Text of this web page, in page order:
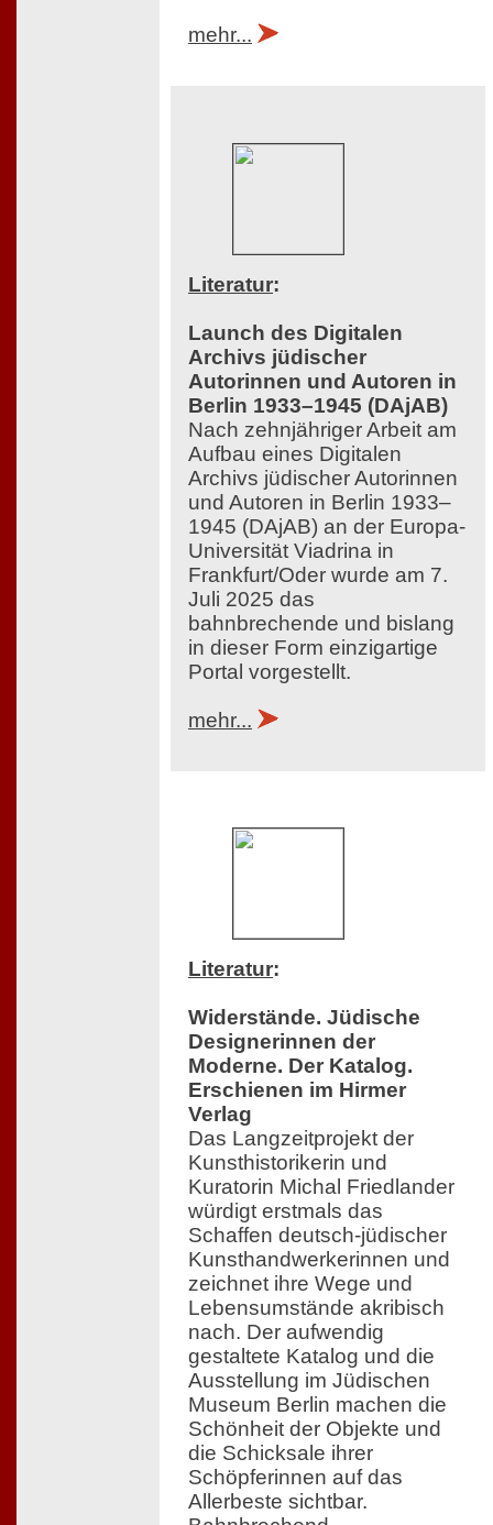
mehr...
Literatur:
Launch des Digitalen
Archivs jüdischer
Autorinnen und Autoren in
Berlin 1933–1945 (DAjAB)
Nach zehnjähriger Arbeit am
Aufbau eines Digitalen
Archivs jüdischer Autorinnen
und Autoren in Berlin 1933–
1945 (DAjAB) an der Europa-
Universität Viadrina in
Frankfurt/Oder wurde am 7.
Juli 2025 das
bahnbrechende und bislang
in dieser Form einzigartige
Portal vorgestellt.
mehr...
Literatur:
Widerstände. Jüdische
Designerinnen der
Moderne. Der Katalog.
Erschienen im Hirmer
Verlag
Das Langzeitprojekt der
Kunsthistorikerin und
Kuratorin Michal Friedlander
würdigt erstmals das
Schaffen deutsch-jüdischer
Kunsthandwerkerinnen und
zeichnet ihre Wege und
Lebensumstände akribisch
nach. Der aufwendig
gestaltete Katalog und die
Ausstellung im Jüdischen
Museum Berlin machen die
Schönheit der Objekte und
die Schicksale ihrer
Schöpferinnen auf das
Allerbeste sichtbar.